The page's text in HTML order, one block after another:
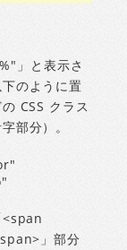
」と表示さ
のように置
CSS クラス
部分）。
<span
」部分